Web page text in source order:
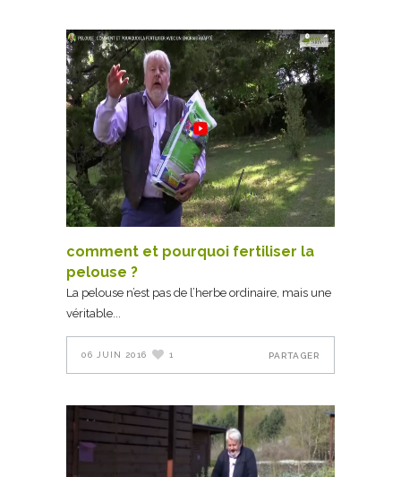
comment et pourquoi fertiliser la
pelouse ?
La pelouse n’est pas de l’herbe ordinaire, mais une
véritable
06 JUIN 2016 1 PARTAGER